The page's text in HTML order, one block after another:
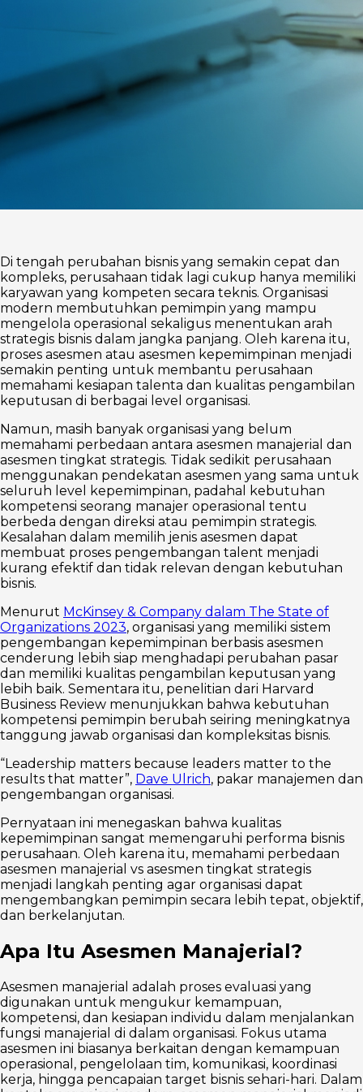
Di tengah perubahan bisnis yang semakin cepat dan
kompleks, perusahaan tidak lagi cukup hanya memiliki
karyawan yang kompeten secara teknis. Organisasi
modern membutuhkan pemimpin yang mampu
mengelola operasional sekaligus menentukan arah
strategis bisnis dalam jangka panjang. Oleh karena itu,
proses asesmen atau asesmen kepemimpinan menjadi
semakin penting untuk membantu perusahaan
memahami kesiapan talenta dan kualitas pengambilan
keputusan di berbagai level organisasi.
Namun, masih banyak organisasi yang belum
memahami perbedaan antara asesmen manajerial dan
asesmen tingkat strategis. Tidak sedikit perusahaan
menggunakan pendekatan asesmen yang sama untuk
seluruh level kepemimpinan, padahal kebutuhan
kompetensi seorang manajer operasional tentu
berbeda dengan direksi atau pemimpin strategis.
Kesalahan dalam memilih jenis asesmen dapat
membuat proses pengembangan talent menjadi
kurang efektif dan tidak relevan dengan kebutuhan
bisnis.
Menurut McKinsey & Company dalam The State of
Organizations 2023, organisasi yang memiliki sistem
pengembangan kepemimpinan berbasis asesmen
cenderung lebih siap menghadapi perubahan pasar
dan memiliki kualitas pengambilan keputusan yang
lebih baik. Sementara itu, penelitian dari Harvard
Business Review menunjukkan bahwa kebutuhan
kompetensi pemimpin berubah seiring meningkatnya
tanggung jawab organisasi dan kompleksitas bisnis.
“Leadership matters because leaders matter to the
results that matter”, Dave Ulrich, pakar manajemen dan
pengembangan organisasi.
Pernyataan ini menegaskan bahwa kualitas
kepemimpinan sangat memengaruhi performa bisnis
perusahaan. Oleh karena itu, memahami perbedaan
asesmen manajerial vs asesmen tingkat strategis
menjadi langkah penting agar organisasi dapat
mengembangkan pemimpin secara lebih tepat, objektif,
dan berkelanjutan.
Apa Itu Asesmen Manajerial?
Asesmen manajerial adalah proses evaluasi yang
digunakan untuk mengukur kemampuan,
kompetensi, dan kesiapan individu dalam menjalankan
fungsi manajerial di dalam organisasi. Fokus utama
asesmen ini biasanya berkaitan dengan kemampuan
operasional, pengelolaan tim, komunikasi, koordinasi
kerja, hingga pencapaian target bisnis sehari-hari. Dalam